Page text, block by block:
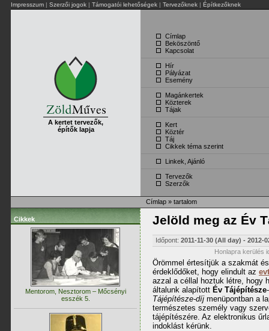
Impresszum | Szerzői jogok | Támogatói lehetőségek | Tervezőknek | Építkezőknek
A kertet tervezők,
építők lapja
Címlap
Beköszöntő
Kapcsolat
Hír
Pályázat
Esemény
Magánkertek
Közterek
Tájak
Kert
Köztér
Táj
Cikkek téma szerint
Linkek, Ajánló
Tervezők
Szerzők
Címlap » tartalom
Cikkek
Mentorom, Nesztorom – Mőcsényi
esszék 5.
Jelöld meg az Év
Időpont: 2011-11-30 (All day) - 2012-
Honlapra kerülés
Örömmel értesítjük a szakmát
érdeklődőket, hogy elindult az
azzal a céllal hoztuk létre, hogy
általunk alapított Év Tájépítésze
Tájépítésze-díj menüpontban a
természetes személy vagy
tájépítészére. Az elektronikus
indoklást kérünk.